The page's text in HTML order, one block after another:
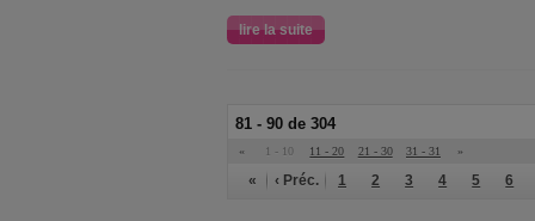
lire la suite
81 - 90 de 304
« 1 - 10 11 - 20 21 - 30 31 - 31 »
« ‹ Préc. 1 2 3 4 5 6